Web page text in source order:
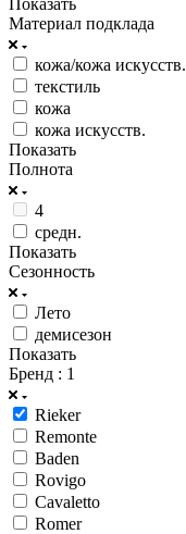
Материал подклада
кожа/кожа искусств.
текстиль
кожа
кожа искусств.
Показать
Полнота
4
средн.
Показать
Сезонность
Лето
демисезон
Показать
Бренд : 1
Rieker
Remonte
Baden
Rovigo
Cavaletto
Romer